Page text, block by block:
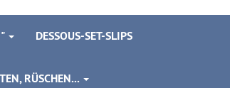
DESSOUS-SET-SLIPS
RÜSCHEN...